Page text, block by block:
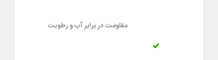
مقاومت در برابر آب و رطوبت